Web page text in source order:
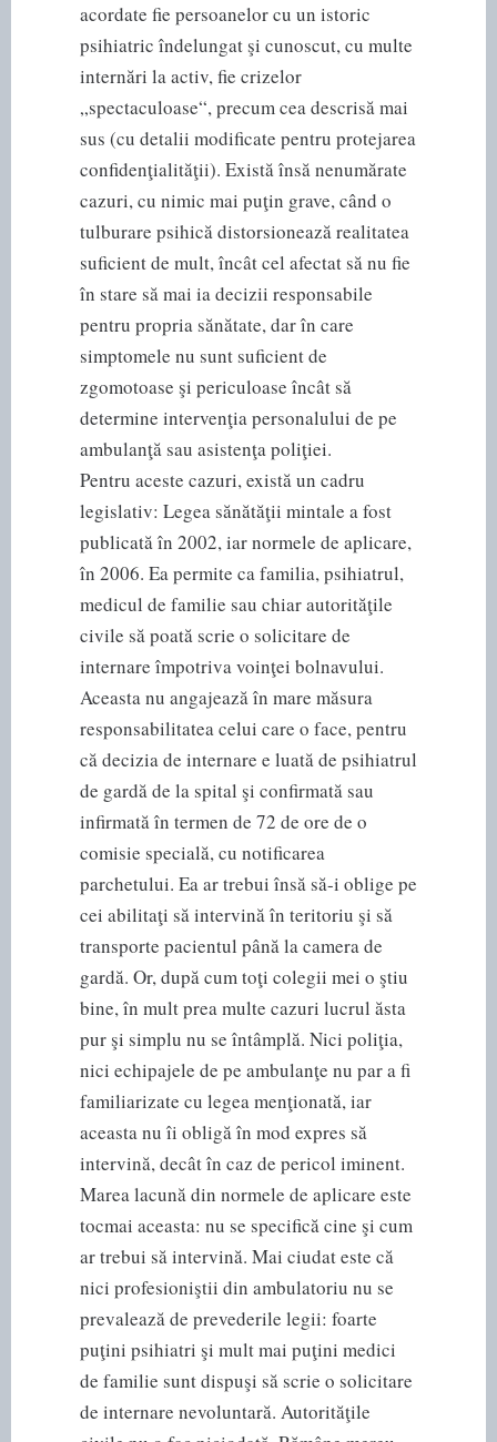
acordate fie persoanelor cu un istoric
psihiatric îndelungat şi cunoscut, cu multe
internări la activ, fie crizelor
„spectaculoase“, precum cea descrisă mai
sus (cu detalii modificate pentru protejarea
confidenţialităţii). Există însă nenumărate
cazuri, cu nimic mai puţin grave, când o
tulburare psihică distorsionează realitatea
suficient de mult, încât cel afectat să nu fie
în stare să mai ia decizii responsabile
pentru propria sănătate, dar în care
simptomele nu sunt suficient de
zgomotoase şi periculoase încât să
determine intervenţia personalului de pe
ambulanţă sau asistenţa poliţiei.
Pentru aceste cazuri, există un cadru
legislativ: Legea sănătăţii mintale a fost
publicată în 2002, iar normele de aplicare,
în 2006. Ea permite ca familia, psihiatrul,
medicul de familie sau chiar autorităţile
civile să poată scrie o solicitare de
internare împotriva voinţei bolnavului.
Aceasta nu angajează în mare măsura
responsabilitatea celui care o face, pentru
că decizia de internare e luată de psihiatrul
de gardă de la spital şi confirmată sau
infirmată în termen de 72 de ore de o
comisie specială, cu notificarea
parchetului. Ea ar trebui însă să-i oblige pe
cei abilitaţi să intervină în teritoriu şi să
transporte pacientul până la camera de
gardă. Or, după cum toţi colegii mei o ştiu
bine, în mult prea multe cazuri lucrul ăsta
pur şi simplu nu se întâmplă. Nici poliţia,
nici echipajele de pe ambulanţe nu par a fi
familiarizate cu legea menţionată, iar
aceasta nu îi obligă în mod expres să
intervină, decât în caz de pericol iminent.
Marea lacună din normele de aplicare este
tocmai aceasta: nu se specifică cine şi cum
ar trebui să intervină. Mai ciudat este că
nici profesioniştii din ambulatoriu nu se
prevalează de prevederile legii: foarte
puţini psihiatri şi mult mai puţini medici
de familie sunt dispuşi să scrie o solicitare
de internare nevoluntară. Autorităţile